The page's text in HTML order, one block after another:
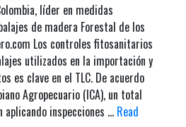
líder en medidas
de madera Forestal de los
Los controles fitosanitarios
utilizados en la importación y
es clave en el TLC. De acuerdo
Agropecuario (ICA), un total
aplicando inspecciones … Read